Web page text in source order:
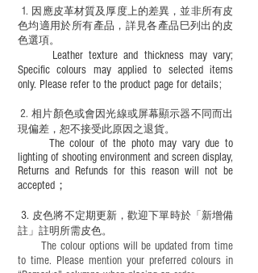
必須由成年人陪同下使用並應小心處理。
1. ​ 因應皮革材質及厚度上的差異，並非所有皮
色均適用於所有產品，詳見各產品巳列出的皮
色選項。
Leather texture and thickness may vary;
Specific colours may applied to selected items
only. Please refer to the product page for details;
​2.相片顏色或會因光線或屏幕顯示器不同而出
現偏差，恕不接受此原因之退貨。
The colour of the photo may vary due to
lighting of shooting environment and screen display,
Returns and Refunds for this reason will not be
accepted；
3. 皮色將不定期更新，歡迎下單時於「新增備
註」註明 所需皮色。
The colour options will be updated from time
to time. Please mention your preferred colours in